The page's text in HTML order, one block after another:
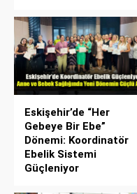
Eskişehir’de “Her
Gebeye Bir Ebe”
Dönemi: Koordinatör
Ebelik Sistemi
Güçleniyor